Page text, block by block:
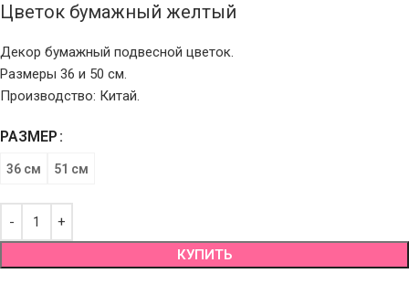
Цветок бумажный желтый
Декор бумажный подвесной цветок.
Размеры 36 и 50 см.
Производство: Китай.
РАЗМЕР
36 см 51 см
КУПИТЬ